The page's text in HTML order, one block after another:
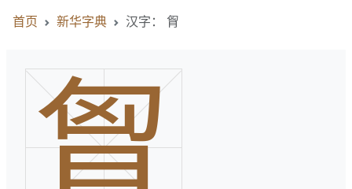
首页 新华字典 汉字： 胷
胷